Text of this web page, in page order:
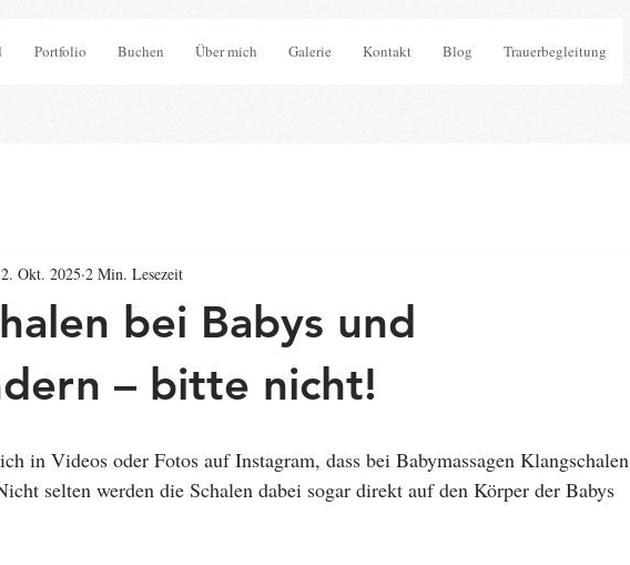
Portfolio Buchen Über mich Galerie Kontakt Blog Trauerbegleitung
bei Babys und
– bitte nicht!
2. Okt. 2025 2 Min. Lesezeit
in Videos oder Fotos auf Instagram, dass bei Babymassagen Klangschalen
selten werden die Schalen dabei sogar direkt auf den Körper der Babys